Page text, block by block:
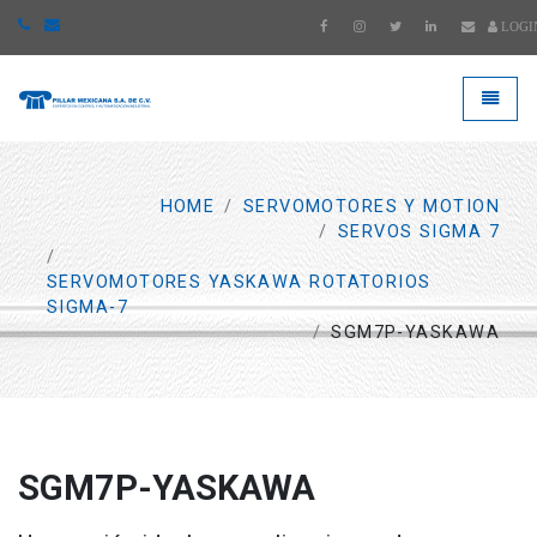
#### ###
HOME
SERVOMOTORES Y MOTION
SERVOS SIGMA 7
SERVOMOTORES YASKAWA ROTATORIOS
SIGMA-7
SGM7P-YASKAWA
SGM7P-YASKAWA